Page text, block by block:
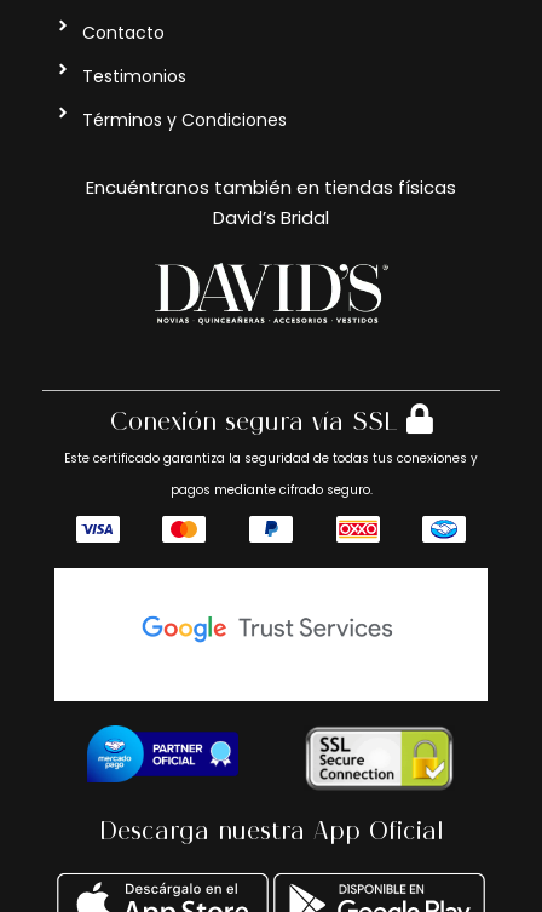
Contacto
Testimonios
Términos y Condiciones
Encuéntranos también en tiendas físicas
David’s Bridal
Conexión segura vía SSL
Este certificado garantiza la seguridad de todas tus conexiones y
pagos mediante cifrado seguro.
Descarga nuestra App Oficial